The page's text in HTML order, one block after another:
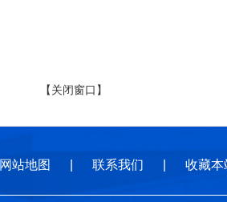
【关闭窗口】
网站地图 联系我们 收藏本